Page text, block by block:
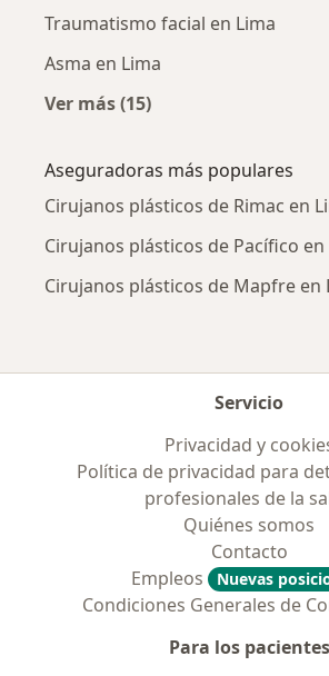
Traumatismo facial en Lima
Asma en Lima
Ver más (15)
Aseguradoras más populares
Cirujanos plásticos de Rimac en
Cirujanos plásticos de Pacífico en
Cirujanos plásticos de Mapfre en
Servicio
Privacidad y
Política de privacidad para
profesionales de la
Quiénes somos
Contacto
Empleos
Nuevas
Condiciones Generales de
Para los pacientes